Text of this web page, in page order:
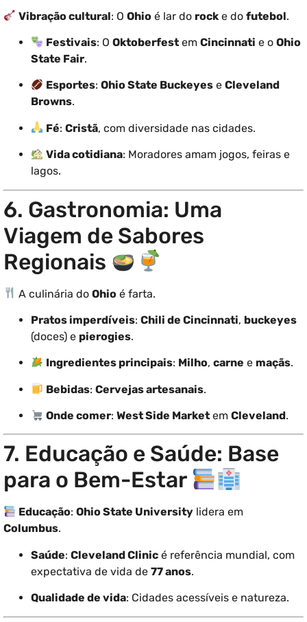
Vibração cultural: OOhio é lar do rock e dofutebol.
Festivais: OOktoberfest emCincinnati e oOhio
State Fair.
Esportes:Ohio State Buckeyes eCleveland
Browns.
Fé:Cristã, com diversidade nas cidades.
Vida cotidiana: Moradores amam jogos, feiras e
lagos.
6. Gastronomia: Uma
Viagem de Sabores
Regionais
A culinária doOhio é farta.
Pratos imperdíveis: Chili de Cincinnati, buckeyes
(doces) e pierogies.
Ingredientes principais: Milho,carne e maçãs.
Bebidas:Cervejas artesanais.
Onde comer:West Side Market emCleveland.
7. Educação e Saúde: Base
para o Bem-Estar
Educação:Ohio State University lidera em
Columbus.
Saúde: Cleveland Clinic é referência mundial, com
expectativa de vida de 77 anos.
Qualidade de vida: Cidades acessíveis e natureza.